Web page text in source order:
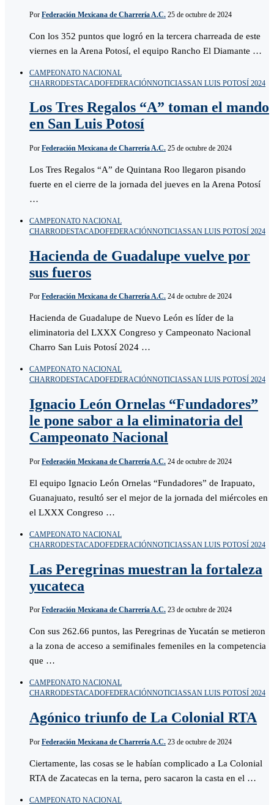
Por Federación Mexicana de Charrería A.C. 25 de octubre de 2024
Con los 352 puntos que logró en la tercera charreada de este
viernes en la Arena Potosí, el equipo Rancho El Diamante …
CAMPEONATO NACIONAL
CHARRODESTACADOFEDERACIÓNNOTICIASSAN LUIS POTOSÍ 2024
Los Tres Regalos “A” toman el mando
en San Luis Potosí
Por Federación Mexicana de Charrería A.C. 25 de octubre de 2024
Los Tres Regalos “A” de Quintana Roo llegaron pisando
fuerte en el cierre de la jornada del jueves en la Arena Potosí
…
CAMPEONATO NACIONAL
CHARRODESTACADOFEDERACIÓNNOTICIASSAN LUIS POTOSÍ 2024
Hacienda de Guadalupe vuelve por
sus fueros
Por Federación Mexicana de Charrería A.C. 24 de octubre de 2024
Hacienda de Guadalupe de Nuevo León es líder de la
eliminatoria del LXXX Congreso y Campeonato Nacional
Charro San Luis Potosí 2024 …
CAMPEONATO NACIONAL
CHARRODESTACADOFEDERACIÓNNOTICIASSAN LUIS POTOSÍ 2024
Ignacio León Ornelas “Fundadores”
le pone sabor a la eliminatoria del
Campeonato Nacional
Por Federación Mexicana de Charrería A.C. 24 de octubre de 2024
El equipo Ignacio León Ornelas “Fundadores” de Irapuato,
Guanajuato, resultó ser el mejor de la jornada del miércoles en
el LXXX Congreso …
CAMPEONATO NACIONAL
CHARRODESTACADOFEDERACIÓNNOTICIASSAN LUIS POTOSÍ 2024
Las Peregrinas muestran la fortaleza
yucateca
Por Federación Mexicana de Charrería A.C. 23 de octubre de 2024
Con sus 262.66 puntos, las Peregrinas de Yucatán se metieron
a la zona de acceso a semifinales femeniles en la competencia
que …
CAMPEONATO NACIONAL
CHARRODESTACADOFEDERACIÓNNOTICIASSAN LUIS POTOSÍ 2024
Agónico triunfo de La Colonial RTA
Por Federación Mexicana de Charrería A.C. 23 de octubre de 2024
Ciertamente, las cosas se le habían complicado a La Colonial
RTA de Zacatecas en la terna, pero sacaron la casta en el …
CAMPEONATO NACIONAL